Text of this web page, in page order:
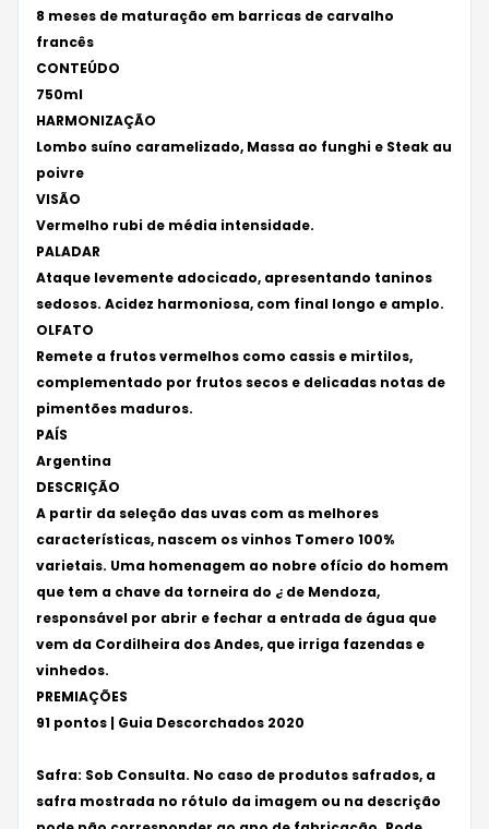
8 meses de maturação em barricas de carvalho
francês
CONTEÚDO
750ml
HARMONIZAÇÃO
Lombo suíno caramelizado, Massa ao funghi e Steak au
poivre
VISÃO
Vermelho rubi de média intensidade.
PALADAR
Ataque levemente adocicado, apresentando taninos
sedosos. Acidez harmoniosa, com final longo e amplo.
OLFATO
Remete a frutos vermelhos como cassis e mirtilos,
complementado por frutos secos e delicadas notas de
pimentões maduros.
PAÍS
Argentina
DESCRIÇÃO
A partir da seleção das uvas com as melhores
características, nascem os vinhos Tomero 100%
varietais. Uma homenagem ao nobre ofício do homem
que tem a chave da torneira do ¿ de Mendoza,
responsável por abrir e fechar a entrada de água que
vem da Cordilheira dos Andes, que irriga fazendas e
vinhedos.
PREMIAÇÕES
91 pontos | Guia Descorchados 2020
Safra: Sob Consulta. No caso de produtos safrados, a
safra mostrada no rótulo da imagem ou na descrição